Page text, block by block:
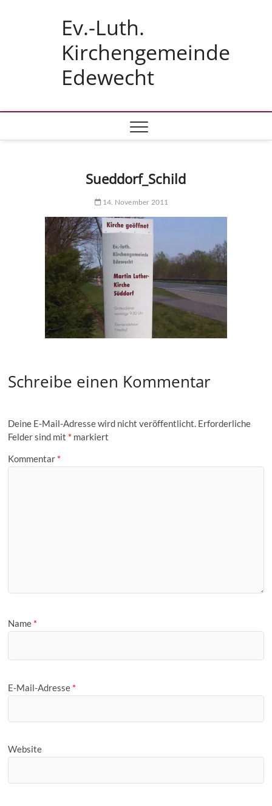
Ev.-Luth.
Kirchengemeinde
Edewecht
Sueddorf_Schild
14. November 2011
Schreibe einen Kommentar
Deine E-Mail-Adresse wird nicht veröffentlicht. Erforderliche
Felder sind mit * markiert
Kommentar *
Name *
E-Mail-Adresse *
Website